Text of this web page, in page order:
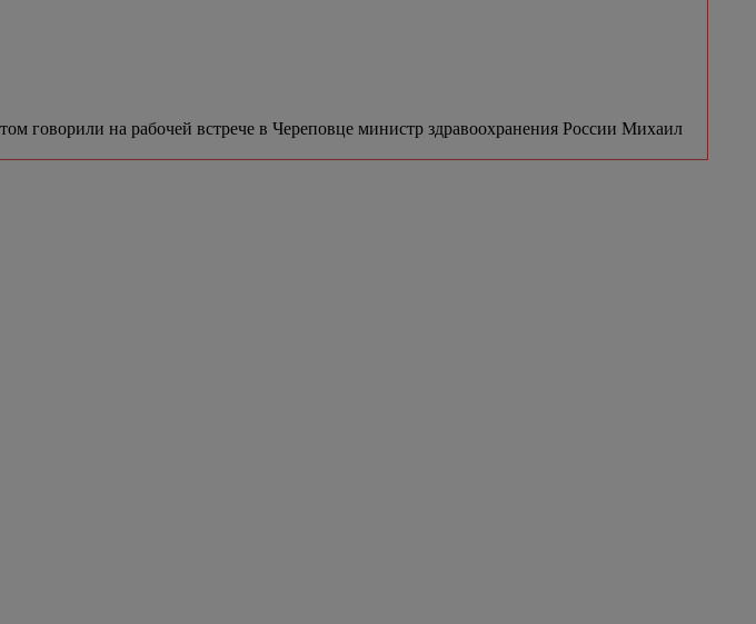
говорили на рабочей встрече в Череповце министр здравоохранения России Михаил